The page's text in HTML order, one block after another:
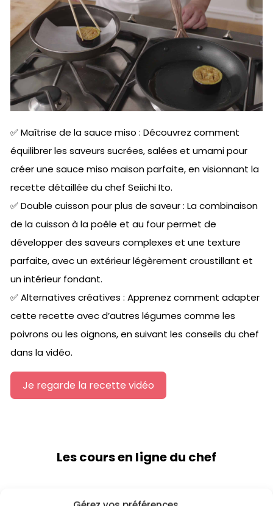
✅ Maîtrise de la sauce miso : Découvrez comment
équilibrer les saveurs sucrées, salées et umami pour
créer une sauce miso maison parfaite, en visionnant la
recette détaillée du chef Seiichi Ito.
✅ Double cuisson pour plus de saveur : La combinaison
de la cuisson à la poêle et au four permet de
développer des saveurs complexes et une texture
parfaite, avec un extérieur légèrement croustillant et
un intérieur fondant.
✅ Alternatives créatives : Apprenez comment adapter
cette recette avec d’autres légumes comme les
poivrons ou les oignons, en suivant les conseils du chef
dans la vidéo.
Je regarde la recette vidéo
Les cours en ligne du chef